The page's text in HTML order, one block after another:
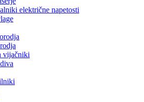
električne napetosti
vijačniki